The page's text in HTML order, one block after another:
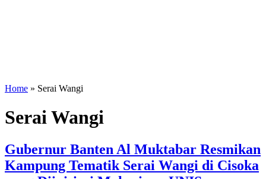
Home » Serai Wangi
Serai Wangi
Gubernur Banten Al Muktabar Resmikan
Kampung Tematik Serai Wangi di Cisoka